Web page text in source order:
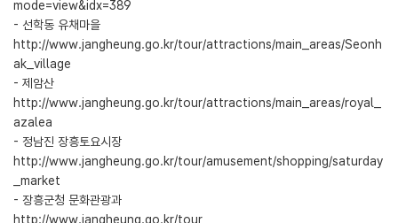
mode=view&idx=389
- 선학동 유채마을
http://www.jangheung.go.kr/tour/attractions/main_areas/Seonh
ak_village
- 제암산
http://www.jangheung.go.kr/tour/attractions/main_areas/royal_
azalea
- 정남진 장흥토요시장
http://www.jangheung.go.kr/tour/amusement/shopping/saturday
_market
- 장흥군청 문화관광과
http://www.jangheung.go.kr/tour